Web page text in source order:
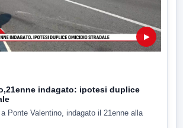
▶
indagato: ipotesi duplice
Ponte Valentino, indagato il 21enne alla